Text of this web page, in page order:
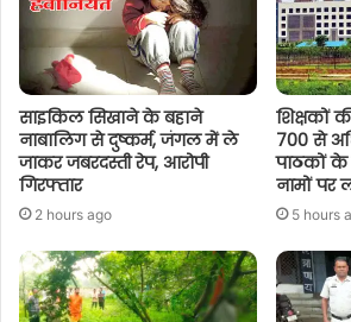
साइकिल सिखाने के बहाने
नाबालिग से दुष्कर्म, जंगल में ले
जाकर जबरदस्ती रेप, आरोपी
गिरफ्तार
2 hours ago
शिक्षकों
700 से
पाठकों के
नामों पर
5 hours